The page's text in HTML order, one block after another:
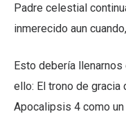
Padre celestial
inmerecido aun
Esto debería
ello: El trono de
Apocalipsis 4 como